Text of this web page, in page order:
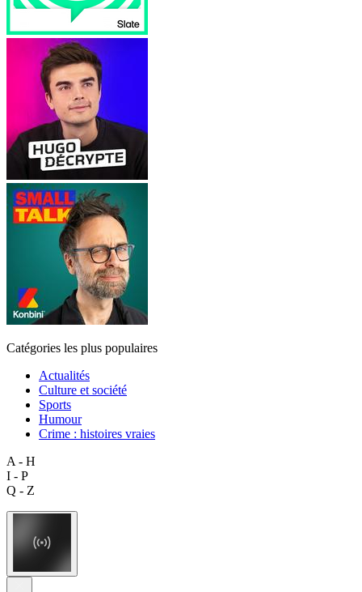
Catégories les plus populaires
Actualités
Culture et société
Sports
Humour
Crime : histoires vraies
A - H
I - P
Q - Z